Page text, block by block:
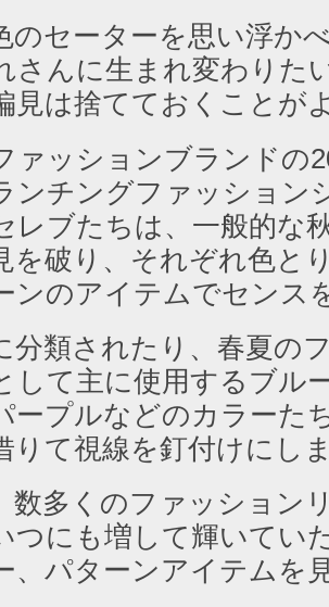
のセーターを思い浮か
さんに生まれ変わりた
見は捨てておくことが
ァッションブランドの
ンチングファッション
レブたちは、一般的な
を破り、それぞれ色と
ンのアイテムでセンス
分類されたり、春夏の
して主に使用するブル
ープルなどのカラーた
りて視線を釘付けにし
数多くのファッション
つにも増して輝いてい
、パターンアイテムを